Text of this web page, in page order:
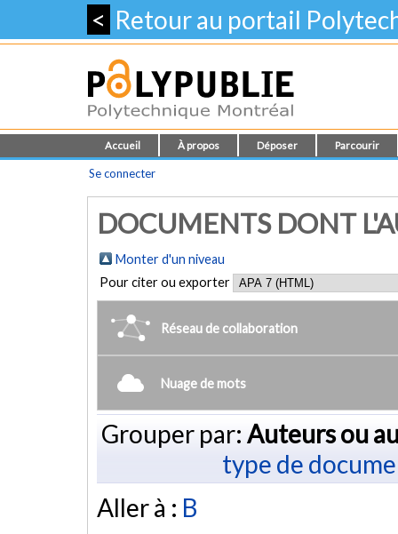
< Retour au portail
Accueil À propos Déposer Parcourir
Se connecter
DOCUMENTS DONT
Monter d'un niveau
Pour citer ou exporter
Réseau de collaboration
Nuage de mots
Grouper par: Auteurs ou
type de
Aller à : B